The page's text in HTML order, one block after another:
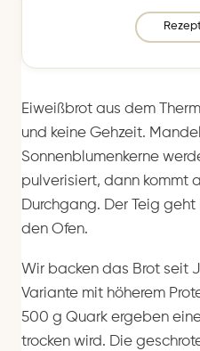
Eiweißbrot aus dem
und keine Gehzeit.
Sonnenblumenkerne
pulverisiert, dann kommt
Durchgang. Der Teig
den Ofen.
Wir backen das Brot seit
Variante mit höherem
500 g Quark ergeben
trocken wird. Die